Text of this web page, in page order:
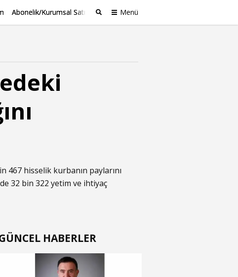
Abonelik/Kurumsal Satış Menü
467 hisselik kurbanın paylarını
32 bin 322 yetim ve ihtiyaç
HABERLER